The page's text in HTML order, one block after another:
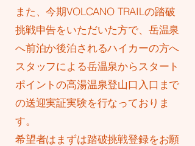
また、今期VOLCANO TRAILの踏破
挑戦申告をいただいた方で、岳温泉
へ前泊か後泊されるハイカーの方へ
スタッフによる岳温泉からスタート
ポイントの高湯温泉登山口入口まで
の送迎実証実験を行なっておりま
す。
​希望者はまずは踏破挑戦登録をお願